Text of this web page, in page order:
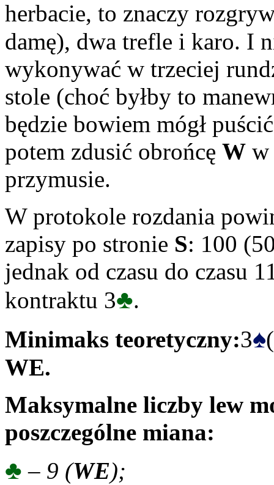
herbacie, to znaczy
damę), dwa trefle i karo. I
wykonywać w trzeciej
stole (choć byłby to
będzie bowiem mógł
potem zdusić obrońcę W w
przymusie.
W protokole rozdania
zapisy po stronie S: 100
jednak od czasu do czasu
kontraktu 3♣.
Minimaks teoretyczny:3♠(
WE.
Maksymalne liczby lew
poszczególne miana:
♣ – 9 (WE);